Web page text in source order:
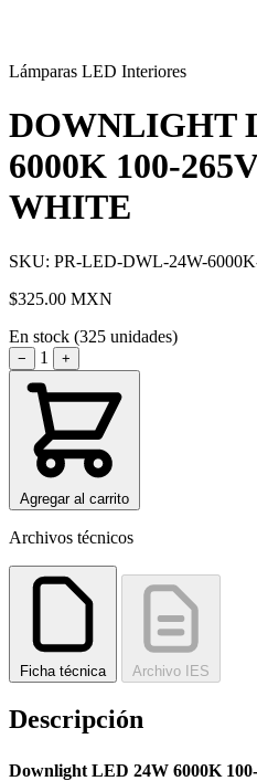
Lámparas LED Interiores
DOWNLIGHT
6000K 100-
WHITE
SKU: PR-LED-DWL-24W-
$325.00 MXN
En stock (325 unidades)
− 1 +
Agregar al carrito
Archivos técnicos
Ficha técnica Archivo IES
Descripción
Downlight LED 24W 6000K